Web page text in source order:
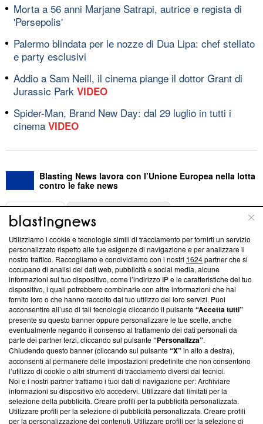
Morta a 56 anni Marjane Satrapi, autrice e regista di
'Persepolis'
Palermo blindata per le nozze di Dua Lipa: chef stellato
e party esclusivi
Addio a Sam Neill, il cinema piange il dottor Grant di
Jurassic Park VIDEO
Spider-Man, Brand New Day: dal 29 luglio in tutti i
cinema VIDEO
Blasting News lavora con l’Unione Europea nella lotta
contro le fake news
ABOUT
Questa sezione offre informazioni trasparenti su Blasting
News, sui nostri processi editoriali e su come ci impegniamo a
creare news di qualità. Inoltre, afferma la nostra aderenza a
‘Trust Project - News with Integrity’Blasting News non è
ancora membro del programma, ma ha richiesto di farne
parte; Trust Project non ha ancora effettuato una verifica di
conformità agli standard.
Su di noi
Team editoriale
Corporate
Redazione
Utilizziamo i cookie e tecnologie simili di tracciamento per fornirti un servizio
personalizzato rispetto alle tue esigenze di navigazione e per analizzare il
nostro traffico. Raccogliamo e condividiamo con i nostri 1624partner che si
occupano di analisi dei dati web, pubblicità e social media, alcune
informazioni sul tuo dispositivo, come l’indirizzo IP e le caratteristiche del tuo
dispositivo, i quali potrebbero combinarle con altre informazioni che hai
fornito loro o che hanno raccolto dal tuo utilizzo dei loro servizi. Puoi
acconsentire all’uso di tali tecnologie cliccando il pulsante“Accetta tutti”
presente su questo banner oppure personalizzare le tue scelte, anche
eventualmente negando il consenso al trattamento dei dati personali da
parte dei partner terzi, cliccando sul pulsante“Personalizza”.
Chiudendo questo banner (cliccando sul pulsante“X”in alto a destra),
acconsenti al permanere delle impostazioni predefinite che non consentono
l’utilizzo di cookie o altri strumenti di tracciamento diversi dai tecnici.
Noi e i nostri partner trattiamo i tuoi dati di navigazione per: Archiviare
informazioni su dispositivo e/o accedervi. Utilizzare dati limitati per la
selezione della pubblicità. Creare profili per la pubblicità personalizzata.
Utilizzare profili per la selezione di pubblicità personalizzata. Creare profili
per la personalizzazione dei contenuti. Utilizzare profili per la selezione di